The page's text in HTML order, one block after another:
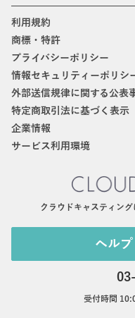
利用規約
商標・特許
プライバシーポリシー
情報セキュリティーポリシ
外部送信規律に関する公表
特定商取引法に基づく表示
企業情報
サービス利用環境
クラウドキャスティン
ヘル
受付時間